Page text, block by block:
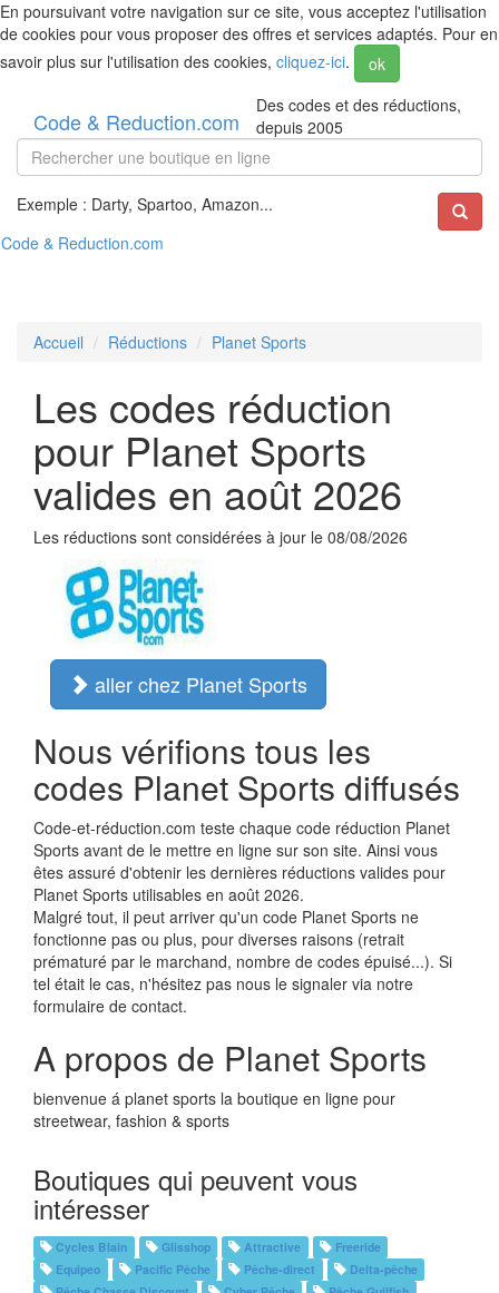
En poursuivant votre navigation sur ce site, vous acceptez l'utilisation
de cookies pour vous proposer des offres et services adaptés. Pour en
savoir plus sur l'utilisation des cookies, cliquez-ici. ok
Code & Reduction.com
Des codes et des réductions,
depuis 2005
Exemple : Darty, Spartoo, Amazon...
Code & Reduction.com
Accueil Réductions Planet Sports
Les codes réduction
pour Planet Sports
valides en août 2026
Les réductions sont considérées à jour le 08/08/2026
aller chez Planet Sports
Nous vérifions tous les
codes Planet Sports diffusés
Code-et-réduction.com teste chaque code réduction Planet
Sports avant de le mettre en ligne sur son site. Ainsi vous
êtes assuré d'obtenir les dernières réductions valides pour
Planet Sports utilisables en août 2026.
Malgré tout, il peut arriver qu'un code Planet Sports ne
fonctionne pas ou plus, pour diverses raisons (retrait
prématuré par le marchand, nombre de codes épuisé...). Si
tel était le cas, n'hésitez pas nous le signaler via notre
formulaire de contact.
A propos de Planet Sports
bienvenue á planet sports la boutique en ligne pour
streetwear, fashion & sports
Boutiques qui peuvent vous
intéresser
Cycles Blain Glisshop Attractive
Freeride
Equipeo
Pacific Pêche Pêche-direct
Delta-pêche